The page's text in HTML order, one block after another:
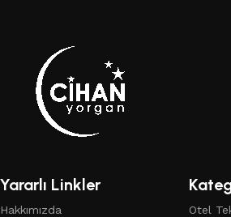
Yararlı Linkler
Hakkımızda
Otel